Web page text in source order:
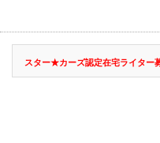
スター★カーズ認定在宅ライター